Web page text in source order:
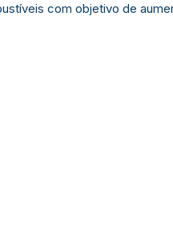
com objetivo de